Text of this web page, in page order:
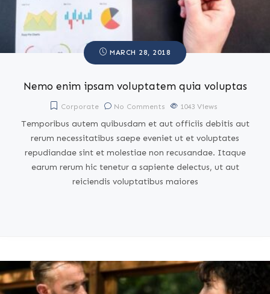
MARCH 28, 2018
Nemo enim ipsam voluptatem quia voluptas
Corporate No Comments 1043 Views
Temporibus autem quibusdam et aut officiis debitis aut
rerum necessitatibus saepe eveniet ut et voluptates
repudiandae sint et molestiae non recusandae. Itaque
earum rerum hic tenetur a sapiente delectus, ut aut
reiciendis voluptatibus maiores